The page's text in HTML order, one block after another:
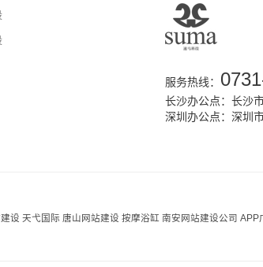
服务热线：
长沙办公点：长沙
深圳办公点：深圳
设 天弋国际 唐山网站建设 按摩浴缸 南安网站建设公司 APP